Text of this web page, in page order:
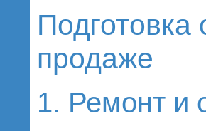
Подготовка
продаже
1. Ремонт и